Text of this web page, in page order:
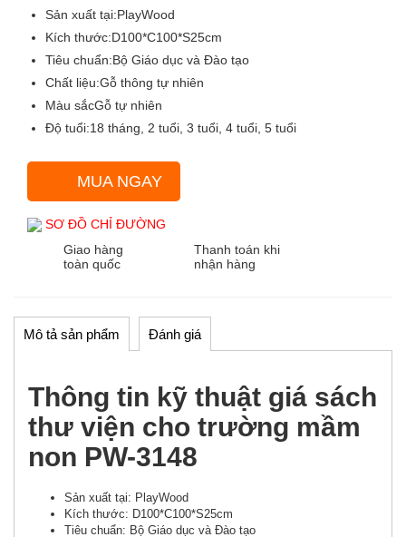
Sản xuất tại:PlayWood
Kích thước:D100*C100*S25cm
Tiêu chuẩn:Bộ Giáo dục và Đào tạo
Chất liệu:Gỗ thông tự nhiên
Màu sắcGỗ tự nhiên
Độ tuổi:18 tháng, 2 tuổi, 3 tuổi, 4 tuổi, 5 tuổi
MUA NGAY
SƠ ĐỒ CHỈ ĐƯỜNG
Giao hàng
toàn quốc
Thanh toán khi
nhận hàng
Mô tả sản phẩm Đánh giá
Thông tin kỹ thuật giá sách
thư viện cho trường mầm
non PW-3148
Sản xuất tại: PlayWood
Kích thước: D100*C100*S25cm
Tiêu chuẩn: Bộ Giáo dục và Đào tạo